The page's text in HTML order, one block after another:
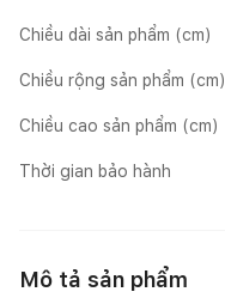
Chiều dài sản phẩm (cm)
Chiều rộng sản phẩm (cm)
Chiều cao sản phẩm (cm)
Thời gian bảo hành
Mô tả sản phẩm